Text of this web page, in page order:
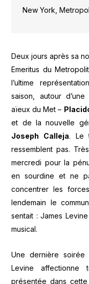
New York,
Deux jours après sa
Emeritus du
l’ultime
saison, autour
aïeux du Met –
et de la nouvelle
Joseph Calleja. Le
ressemblent pas.
mercredi pour la
en sourdine et ne
concentrer les
lendemain le
sentait : James
musical.
Une dernière
Levine affectionne
présentée dans